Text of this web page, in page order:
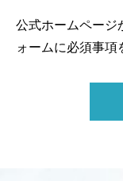
公式ホームページ
ォームに必須事項